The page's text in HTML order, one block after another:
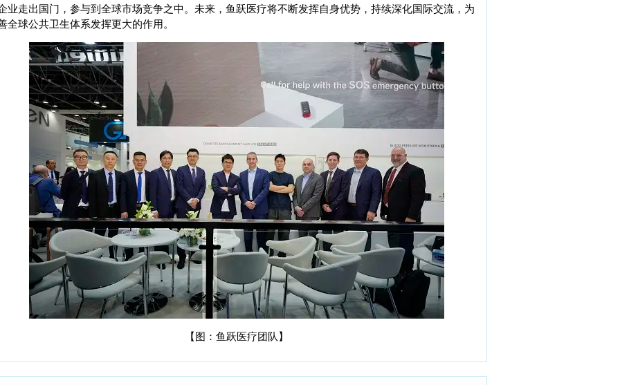
业走出国门，参与到全球市场竞争之中。未来，鱼跃医疗将不断发挥自身优势，持续深化国际交流，为
全球公共卫生体系发挥更大的作用。
【图：鱼跃医疗团队】